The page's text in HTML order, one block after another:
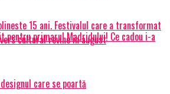
pentru primarul Madridului! Ce cadou i-a
15 ani. Festivalul care a transformat
cultural revine in august
care se poartă